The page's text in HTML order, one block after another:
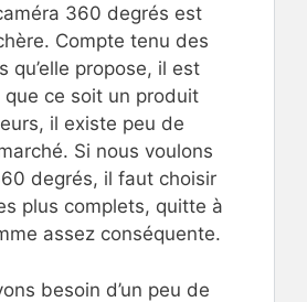
360 degrés est
Compte tenu des
qu’elle propose, il est
que ce soit un produit
il existe peu de
Si nous voulons
degrés, il faut choisir
plus complets, quitte à
assez conséquente.
besoin d’un peu de